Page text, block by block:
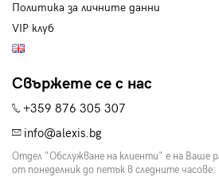
Политика за личните данни
VIP клуб
Свържете се с нас
+359 876 305 307
info@alexis.bg
Отдел "Обслужване на клиенти" е на Ваше
от понеделник до петък в следните часове: